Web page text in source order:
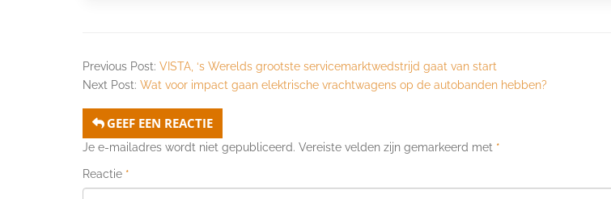
Previous Post: VISTA, ‘s Werelds grootste servicemarktwedstrijd gaat van start
Next Post: Wat voor impact gaan elektrische vrachtwagens op de autobanden hebben?
GEEF EEN REACTIE
Je e-mailadres wordt niet gepubliceerd. Vereiste velden zijn gemarkeerd met *
Reactie *